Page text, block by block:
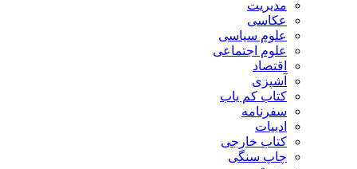
مدیریت
عکاسی
علوم سیاسی
علوم اجتماعی
اقتصاد
آشپزی
کتاب کم یاب
سفرنامه
ادبیات
کتاب خارجی
چاپ سنگی